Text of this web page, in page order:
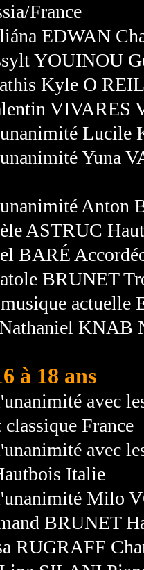
France
EDWAN
YOUINOU
Kyle O
VIVARES
Lucile
Yuna
Anton
ASTRUC
BARÉ
BRUNET
KNAB
à 18 ans
avec
France
avec
Italie
Milo
BRUNET
RUGRAFF